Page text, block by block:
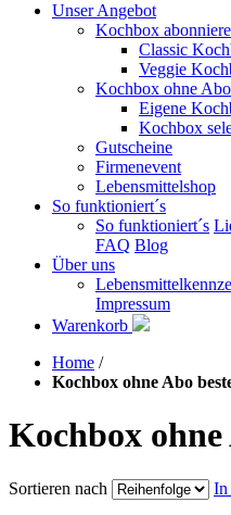
Unser Angebot
Kochbox
Classic
Veggie
Kochbox ohne Abo
Eigene
Kochbox
Gutscheine
Firmenevent
Lebensmittelshop
So funktioniert´s
So funktioniert´s
FAQ Blog
Über uns
Impressum
Warenkorb
Home /
Kochbox ohne Abo
Kochbox
Sortieren nach In